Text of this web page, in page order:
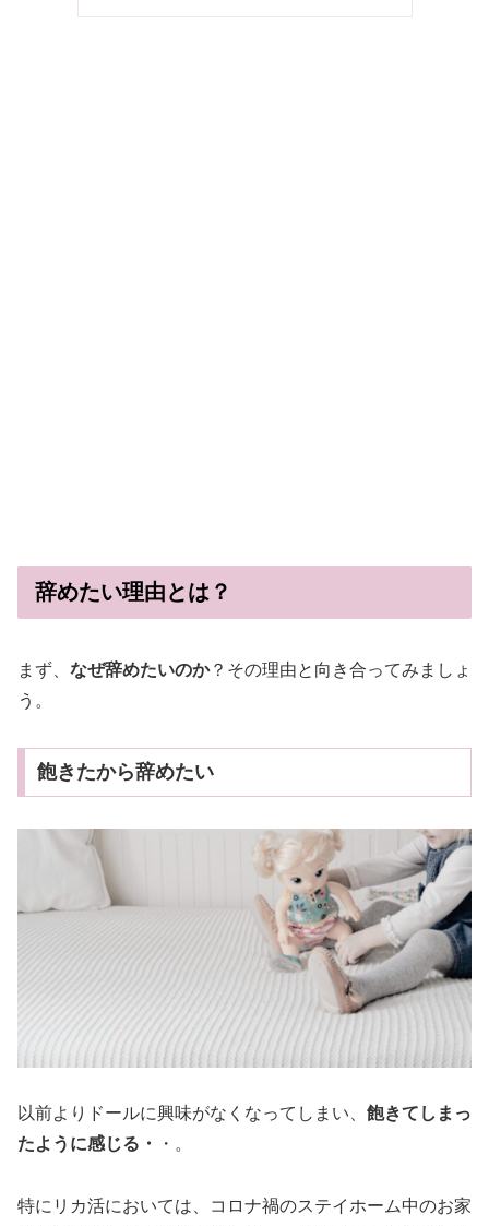
辞めたい理由とは？
まず、 なぜ辞めたいのか？その理由と向き合ってみましょ
う。
飽きたから辞めたい
以前よりドールに興味がなくなってしまい、 飽きてしまっ
たように感じる・
・。
特にリカ活においては、コロナ禍のステイホーム中のお家